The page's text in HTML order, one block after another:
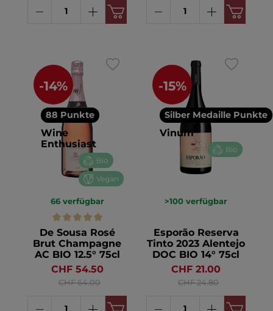
-14%
88 Punkte
Wine
Enthusiast
Bio
Vegan
66 verfügbar
De Sousa Rosé
Brut Champagne
AC BIO 12.5° 75cl
CHF 54.50
CHF 64.00
-15%
Silber Medaille Punkte
Vinum
Bio
>100 verfügbar
Esporão Reserva
Tinto 2023 Alentejo
DOC BIO 14° 75cl
CHF 21.00
CHF 24.80